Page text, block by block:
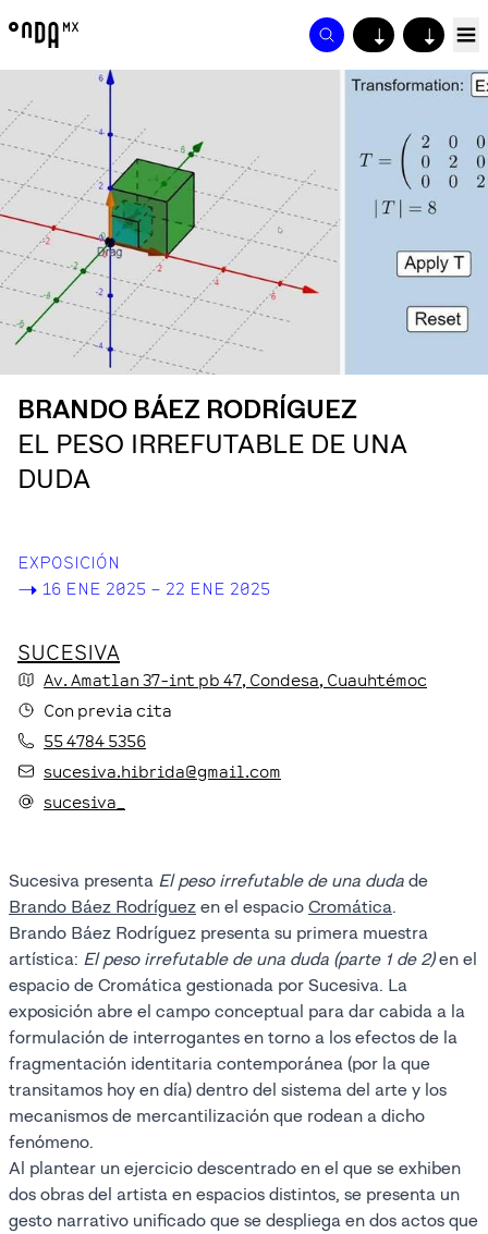
↓ ↓
BRANDO BÁEZ RODRÍGUEZ
EL PESO IRREFUTABLE DE UNA
DUDA
EXPOSICIÓN
-> 16 ENE 2025 – 22 ENE 2025
SUCESIVA
Av. Amatlan 37-int pb 47, Condesa, Cuauhtémoc
Con previa cita
55 4784 5356
sucesiva.hibrida@gmail.com
sucesiva_
Sucesiva presenta El peso irrefutable de una duda de
Brando Báez Rodríguez en el espacio Cromática.
Brando Báez Rodríguez presenta su primera muestra
artística: El peso irrefutable de una duda (parte 1 de 2)en el
espacio de Cromática gestionada por Sucesiva. La
exposición abre el campo conceptual para dar cabida a la
formulación de interrogantes en torno a los efectos de la
fragmentación identitaria contemporánea (por la que
transitamos hoy en día) dentro del sistema del arte y los
mecanismos de mercantilización que rodean a dicho
fenómeno.
Al plantear un ejercicio descentrado en el que se exhiben
dos obras del artista en espacios distintos, se presenta un
gesto narrativo unificado que se despliega en dos actos que